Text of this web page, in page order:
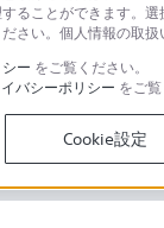
に関するご利
ービスに関しての
ることができます。
さい。個人情報の取
ー をご覧ください。
バシーポリシー をご覧
Cookie設定